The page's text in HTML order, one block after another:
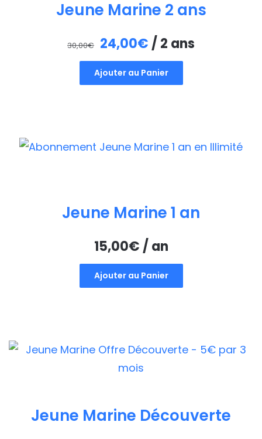
Jeune Marine 2 ans
30,00€ Le
prix
initial
24,00€ Le
prix
actuel
/ 2 ans
Ajouter au Panier
Jeune Marine 1 an
15,00€ / an
Ajouter au Panier
Jeune Marine Découverte